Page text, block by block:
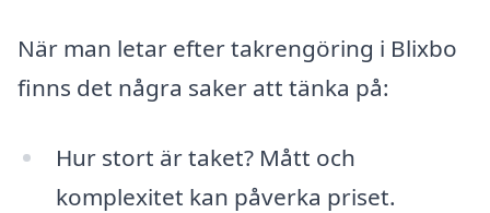
När man letar efter takrengöring i Blixbo
finns det några saker att tänka på:
Hur stort är taket? Mått och
komplexitet kan påverka priset.